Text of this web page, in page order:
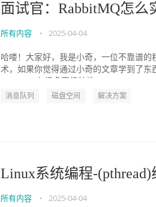
面试官：RabbitMQ怎么
所有内容 • 2025-04-04
哈喽！大家好，我是小奇，一位不靠谱
术，如果你觉得通过小奇的文章学到了
消息队列 磁盘空间 解决方案
Linux系统编程-
所有内容 • 2025-04-04